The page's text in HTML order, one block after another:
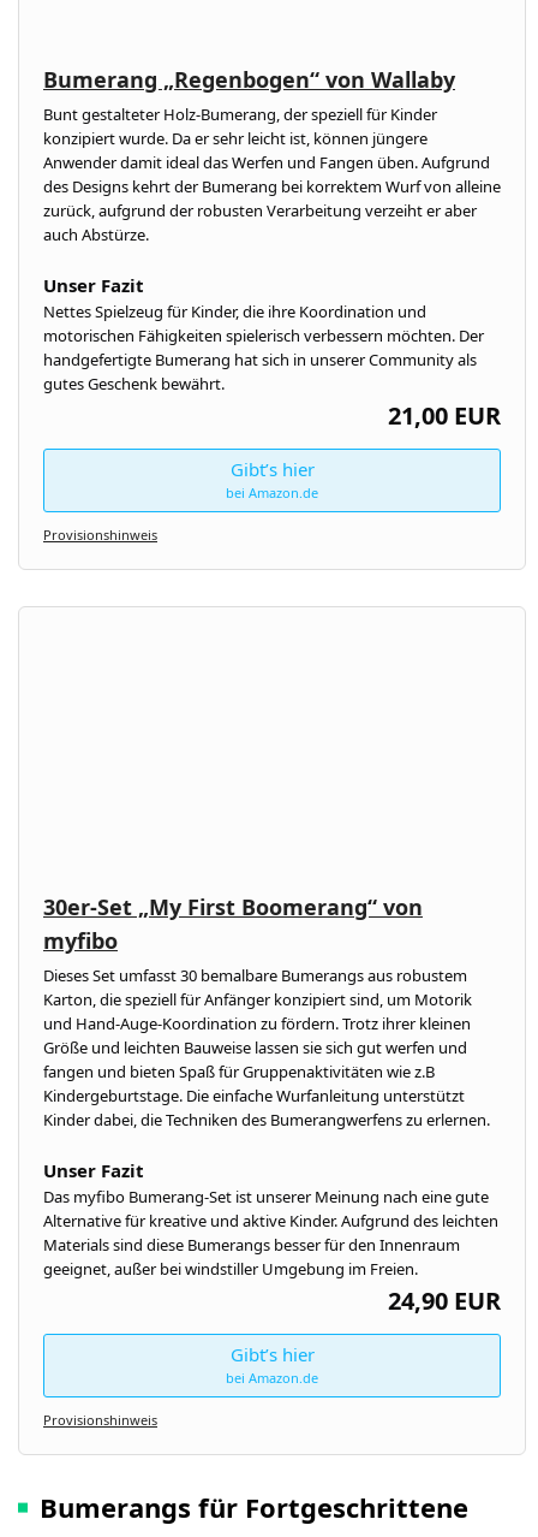
Bumerang „Regenbogen“ von Wallaby
Bunt gestalteter Holz-Bumerang, der speziell für Kinder
konzipiert wurde. Da er sehr leicht ist, können jüngere
Anwender damit ideal das Werfen und Fangen üben. Aufgrund
des Designs kehrt der Bumerang bei korrektem Wurf von alleine
zurück, aufgrund der robusten Verarbeitung verzeiht er aber
auch Abstürze.
Unser Fazit
Nettes Spielzeug für Kinder, die ihre Koordination und
motorischen Fähigkeiten spielerisch verbessern möchten. Der
handgefertigte Bumerang hat sich in unserer Community als
gutes Geschenk bewährt.
21,00 EUR
Gibt’s hier
bei Amazon.de
Provisionshinweis
30er-Set „My First Boomerang“ von
myfibo
Dieses Set umfasst 30 bemalbare Bumerangs aus robustem
Karton, die speziell für Anfänger konzipiert sind, um Motorik
und Hand-Auge-Koordination zu fördern. Trotz ihrer kleinen
Größe und leichten Bauweise lassen sie sich gut werfen und
fangen und bieten Spaß für Gruppenaktivitäten wie z.B
Kindergeburtstage. Die einfache Wurfanleitung unterstützt
Kinder dabei, die Techniken des Bumerangwerfens zu erlernen.
Unser Fazit
Das myfibo Bumerang-Set ist unserer Meinung nach eine gute
Alternative für kreative und aktive Kinder. Aufgrund des leichten
Materials sind diese Bumerangs besser für den Innenraum
geeignet, außer bei windstiller Umgebung im Freien.
24,90 EUR
Gibt’s hier
bei Amazon.de
Provisionshinweis
Bumerangs für Fortgeschrittene